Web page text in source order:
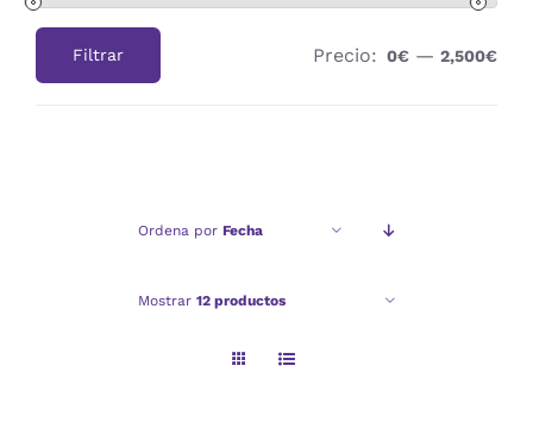
Filtrar Precio: 0€ —2,500€
Ordena por Fecha
Mostrar 12 productos